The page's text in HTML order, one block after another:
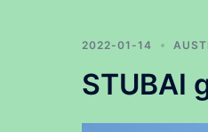
2022-01-14
STUBAI